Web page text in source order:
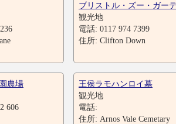
ブリストル・ズー・ガー
観光地
電話: 0117 974 7399
住所: Clifton Down
農場
606
王侯ラモハンロイ墓
観光地
電話:
住所: Arnos Vale Cemetary